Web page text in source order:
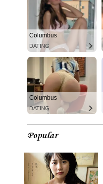
Columbus
DATING
Columbus
DATING
Popular